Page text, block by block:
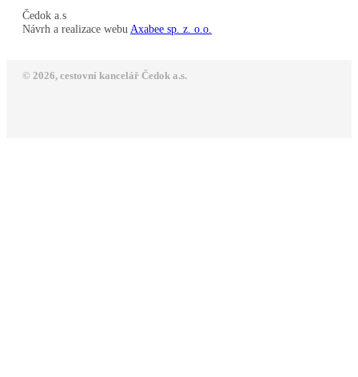
Čedok a.s
Návrh a realizace webu Axabee sp. z. o.o.
© 2026, cestovní kancelář Čedok a.s.